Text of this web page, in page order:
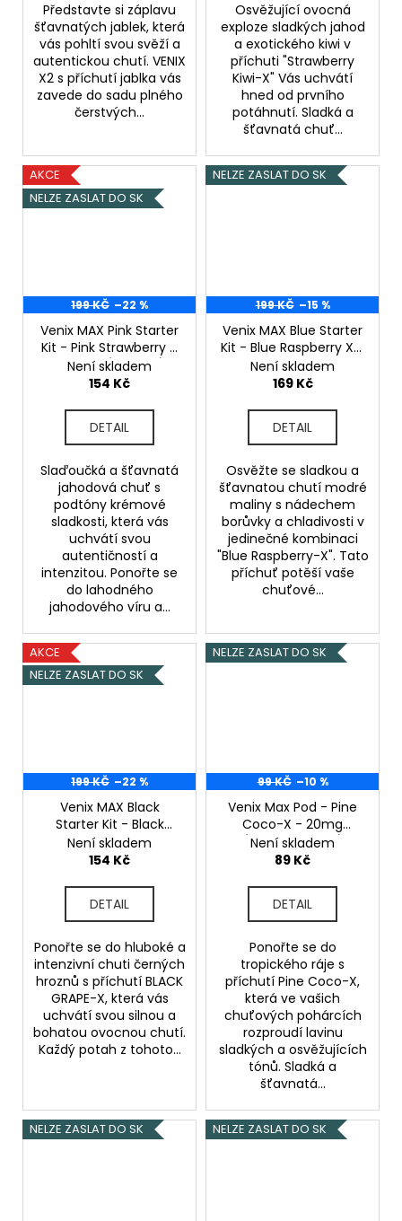
Představte si záplavu
šťavnatých jablek, která
vás pohltí svou svěží a
autentickou chutí. VENIX
X2 s příchutí jablka vás
zavede do sadu plného
čerstvých...
Osvěžující ovocná
exploze sladkých jahod
a exotického kiwi v
příchuti "Strawberry
Kiwi-X" Vás uchvátí
hned od prvního
potáhnutí. Sladká a
šťavnatá chuť...
AKCE
NELZE ZASLAT DO SK
199 KČ –22 %
Venix MAX Pink Starter
Kit - Pink Strawberry X
- 20mg(Jahoda)
Není skladem
154 Kč
DETAIL
Slaďoučká a šťavnatá
jahodová chuť s
podtóny krémové
sladkosti, která vás
uchvátí svou
autentičností a
intenzitou. Ponořte se
do lahodného
jahodového víru a...
NELZE ZASLAT DO SK
199 KČ –15 %
Venix MAX Blue Starter
Kit - Blue Raspberry X -
20mgBorůvka, Malina
Není skladem
169 Kč
DETAIL
Osvěžte se sladkou a
šťavnatou chutí modré
maliny s nádechem
borůvky a chladivosti v
jedinečné kombinaci
"Blue Raspberry-X". Tato
příchuť potěší vaše
chuťové...
AKCE
NELZE ZASLAT DO SK
199 KČ –22 %
Venix MAX Black
Starter Kit - Black
Grape X - 20mg
(Hroznové víno, Černý
Není skladem
154 Kč
DETAIL
Ponořte se do hluboké a
intenzivní chuti černých
hroznů s příchutí BLACK
GRAPE-X, která vás
uchvátí svou silnou a
bohatou ovocnou chutí.
Každý potah z tohoto...
NELZE ZASLAT DO SK
99 KČ –10 %
Venix Max Pod - Pine
Coco-X - 20mg
(Ananas, Kokos)
Není skladem
89 Kč
DETAIL
Ponořte se do
tropického ráje s
příchutí Pine Coco-X,
která ve vašich
chuťových pohárcích
rozproudí lavinu
sladkých a osvěžujících
tónů. Sladká a
šťavnatá...
NELZE ZASLAT DO SK NELZE ZASLAT DO SK